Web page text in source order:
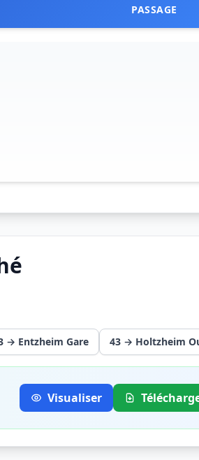
PASSAGE
→ Entzheim Gare 43 → Holtzheim
Visualiser